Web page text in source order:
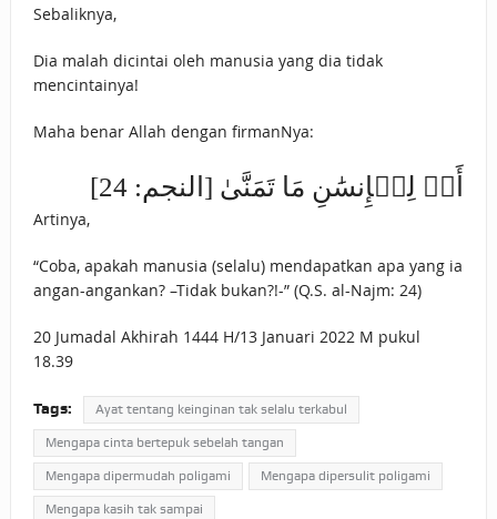
Sebaliknya,
Dia malah dicintai oleh manusia yang dia tidak
mencintainya!
Maha benar Allah dengan firmanNya:
أَمۡ لِلۡإِنسَٰنِ ‌مَا ‌تَمَنَّىٰ [النجم: 24]
Artinya,
“Coba, apakah manusia (selalu) mendapatkan apa yang ia
angan-angankan? –Tidak bukan?!-” (Q.S. al-Najm: 24)
20 Jumadal Akhirah 1444 H/13 Januari 2022 M pukul
18.39
Tags: Ayat tentang keinginan tak selalu terkabul
Mengapa cinta bertepuk sebelah tangan
Mengapa dipermudah poligami Mengapa dipersulit poligami
Mengapa kasih tak sampai